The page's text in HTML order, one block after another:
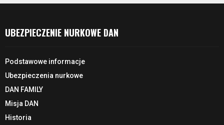
UBEZPIECZENIE NURKOWE DAN
Podstawowe informacje
Ubezpieczenia nurkowe
DAN FAMILY
Misja DAN
Historia